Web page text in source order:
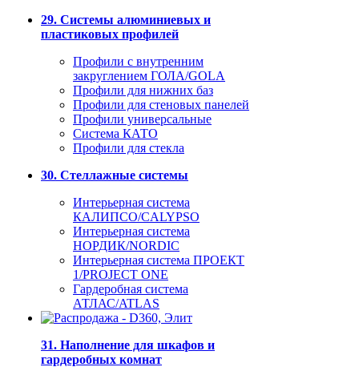
29. Системы алюминиевых и
пластиковых профилей
Профили с внутренним
закруглением ГОЛА/GOLA
Профили для нижних баз
Профили для стеновых панелей
Профили универсальные
Система КАТО
Профили для стекла
30. Стеллажные системы
Интерьерная система
КАЛИПСО/CALYPSO
Интерьерная система
НОРДИК/NORDIC
Интерьерная система ПРОЕКТ
1/PROJECT ONE
Гардеробная система
АТЛАС/ATLAS
31. Наполнение для шкафов и
гардеробных комнат